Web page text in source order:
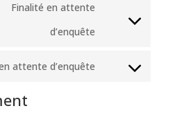
service
recaptcha
Finalité en attente
d’enquête
attente d’enquête